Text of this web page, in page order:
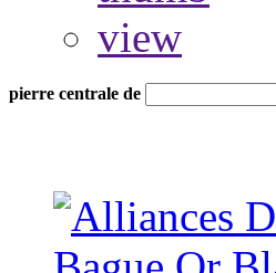
pierre centrale de